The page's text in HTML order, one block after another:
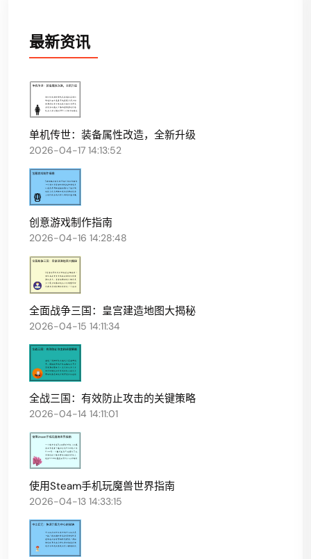
最新资讯
单机传世：装备属性改造，全新升级
2026-04-17 14:13:52
创意游戏制作指南
2026-04-16 14:28:48
全面战争三国：皇宫建造地图大揭秘
2026-04-15 14:11:34
全战三国：有效防止攻击的关键策略
2026-04-14 14:11:01
使用Steam手机玩魔兽世界指南
2026-04-13 14:33:15